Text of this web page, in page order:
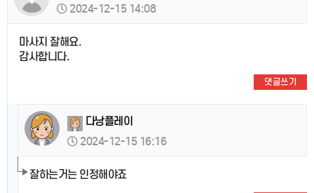
2024-12-15 14:08
마사지 잘해요.
감사합니다.
댓글쓰기
다낭플레이
2024-12-15 16:16
잘하는거는 인정해야죠